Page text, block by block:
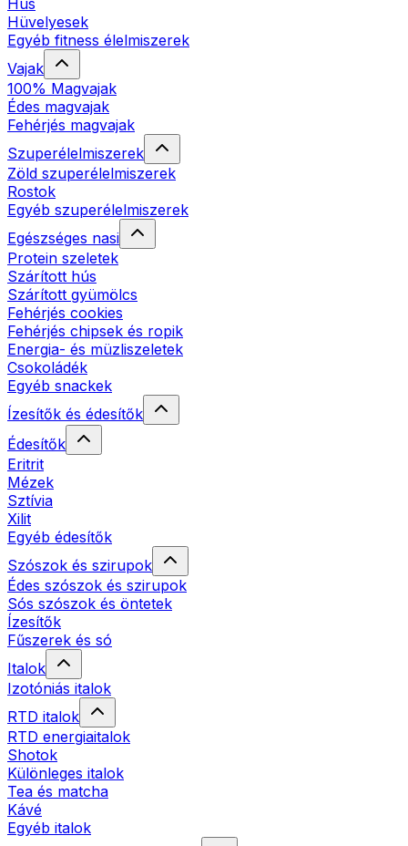
Hús
Hüvelyesek
Egyéb fitness élelmiszerek
Vajak
100% Magvajak
Édes magvajak
Fehérjés magvajak
Szuperélelmiszerek
Zöld szuperélelmiszerek
Rostok
Egyéb szuperélelmiszerek
Egészséges nasi
Protein szeletek
Szárított hús
Szárított gyümölcs
Fehérjés cookies
Fehérjés chipsek és ropik
Energia- és müzliszeletek
Csokoládék
Egyéb snackek
Ízesítők és édesítők
Édesítők
Eritrit
Mézek
Sztívia
Xilit
Egyéb édesítők
Szószok és szirupok
Édes szószok és szirupok
Sós szószok és öntetek
Ízesítők
Fűszerek és só
Italok
Izotóniás italok
RTD italok
RTD energiaitalok
Shotok
Különleges italok
Tea és matcha
Kávé
Egyéb italok